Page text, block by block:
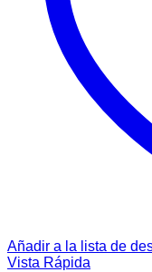
Añadir a la lista de
Vista Rápida